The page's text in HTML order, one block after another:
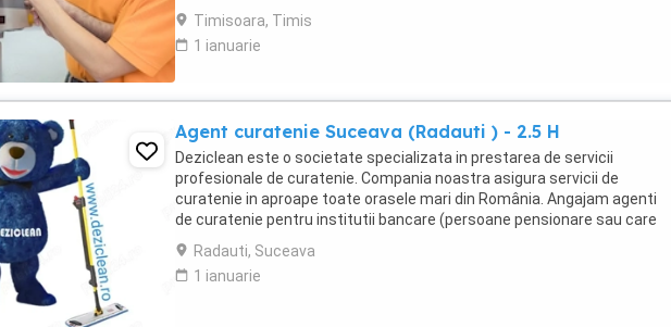
Transportul este asigurat ...
Timisoara, Timis
1 ianuarie
Agent curatenie Suceava (Radauti ) - 2.5 H
Deziclean este o societate specializata in prestarea de servicii
profesionale de curatenie. Compania noastra asigura servicii de
curatenie in aproape toate orasele mari din România. Angajam agenti
de curatenie pentru institutii bancare (persoane pensionare sau care
mai lucreaza in alta parte). Program ...
Radauti, Suceava
1 ianuarie